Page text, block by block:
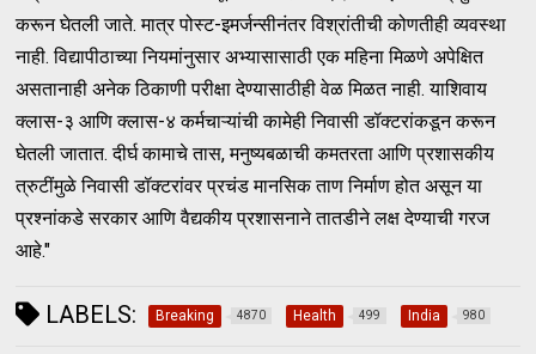
करून घेतली जाते. मात्र पोस्ट-इमर्जन्सीनंतर विश्रांतीची कोणतीही व्यवस्था
नाही. विद्यापीठाच्या नियमांनुसार अभ्यासासाठी एक महिना मिळणे अपेक्षित
असतानाही अनेक ठिकाणी परीक्षा देण्यासाठीही वेळ मिळत नाही. याशिवाय
क्लास-३ आणि क्लास-४ कर्मचाऱ्यांची कामेही निवासी डॉक्टरांकडून करून
घेतली जातात. दीर्घ कामाचे तास, मनुष्यबळाची कमतरता आणि प्रशासकीय
त्रुटींमुळे निवासी डॉक्टरांवर प्रचंड मानसिक ताण निर्माण होत असून या
प्रश्नांकडे सरकार आणि वैद्यकीय प्रशासनाने तातडीने लक्ष देण्याची गरज
आहे."
LABELS: Breaking 4870 Health 499 India 980